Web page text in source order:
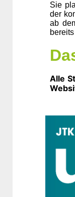
Sie
der
ab
Alle